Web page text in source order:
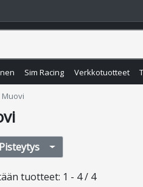
Sim Racing Verkkotuotteet
Muovi
Pisteytys
tuotteet: 1 - 4 / 4